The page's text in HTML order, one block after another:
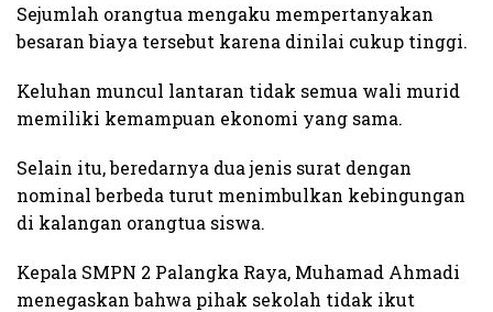
Sejumlah orangtua mengaku mempertanyakan
besaran biaya tersebut karena dinilai cukup tinggi.
Keluhan muncul lantaran tidak semua wali murid
memiliki kemampuan ekonomi yang sama.
Selain itu, beredarnya dua jenis surat dengan
nominal berbeda turut menimbulkan kebingungan
di kalangan orangtua siswa.
Kepala SMPN 2 Palangka Raya, Muhamad Ahmadi
menegaskan bahwa pihak sekolah tidak ikut